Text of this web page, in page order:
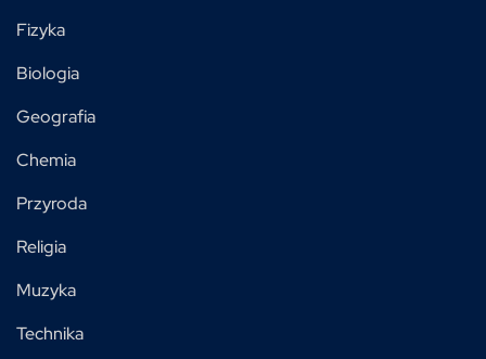
Fizyka
Biologia
Geografia
Chemia
Przyroda
Religia
Muzyka
Technika